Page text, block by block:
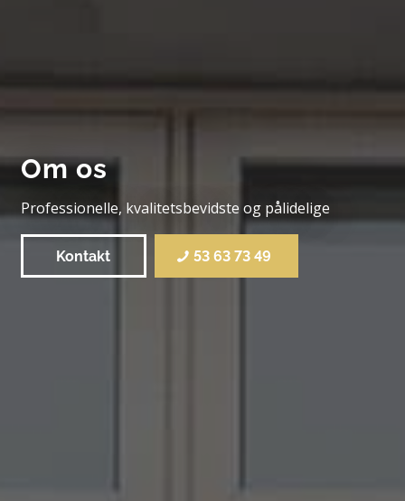
Om os
Professionelle, kvalitetsbevidste og pålidelige
Kontakt 53 63 73 49